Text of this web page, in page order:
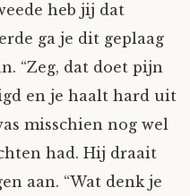
heb jij dat
ga je dit geplaag
“Zeg, dat doet pijn
en je haalt hard uit
misschien nog wel
had. Hij draait
aan. “Wat denk je